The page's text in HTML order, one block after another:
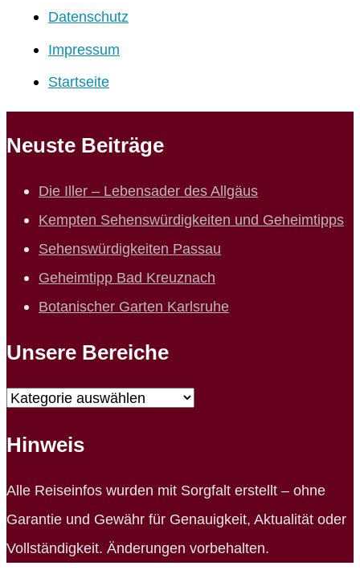
Datenschutz
Impressum
Startseite
Neuste Beiträge
Die Iller – Lebensader des Allgäus
Kempten Sehenswürdigkeiten und Geheimtipps
Sehenswürdigkeiten Passau
Geheimtipp Bad Kreuznach
Botanischer Garten Karlsruhe
Unsere Bereiche
Unsere
Hinweis
Alle Reiseinfos wurden mit Sorgfalt erstellt – ohne
Garantie und Gewähr für Genauigkeit, Aktualität oder
Vollständigkeit. Änderungen vorbehalten.